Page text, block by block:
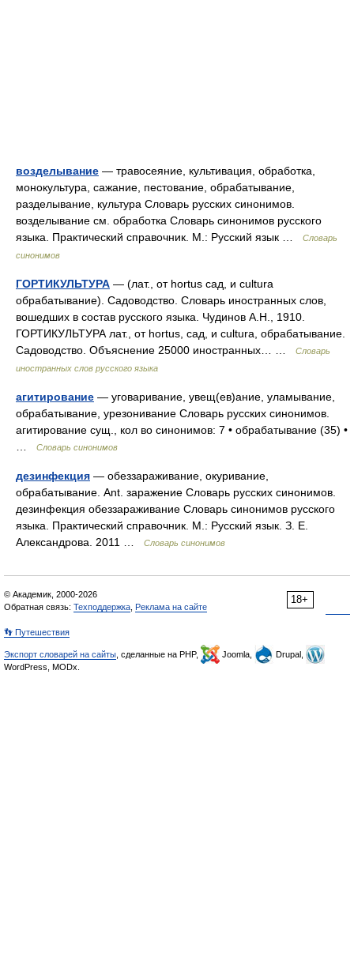
возделывание — травосеяние, культивация, обработка,
монокультура, сажание, пестование, обрабатывание,
разделывание, культура Словарь русских синонимов.
возделывание см. обработка Словарь синонимов русского
языка. Практический справочник. М.: Русский язык …
Словарь
синонимов
ГОРТИКУЛЬТУРА — (лат., от hortus сад, и cultura
обрабатывание). Садоводство. Словарь иностранных слов,
вошедших в состав русского языка. Чудинов А.Н., 1910.
ГОРТИКУЛЬТУРА лат., от hortus, сад, и cultura, обрабатывание.
Садоводство. Объяснение 25000 иностранных… …
Словарь
иностранных слов русского языка
агитирование — уговаривание, увещ(ев)ание, уламывание,
обрабатывание, урезонивание Словарь русских синонимов.
агитирование сущ., кол во синонимов: 7 • обрабатывание (35) •
Словарь синонимов
дезинфекция — обеззараживание, окуривание,
обрабатывание. Ant. заражение Словарь русских синонимов.
дезинфекция обеззараживание Словарь синонимов русского
языка. Практический справочник. М.: Русский язык. З. Е.
Александрова. 2011 …
Словарь синонимов
18+
© Академик, 2000-2026
Обратная связь: Техподдержка Реклама на сайте
👣 Путешествия
Экспорт словарей на сайты , сделанные на PHP, Joomla,
Drupal,
WordPress, MODx.